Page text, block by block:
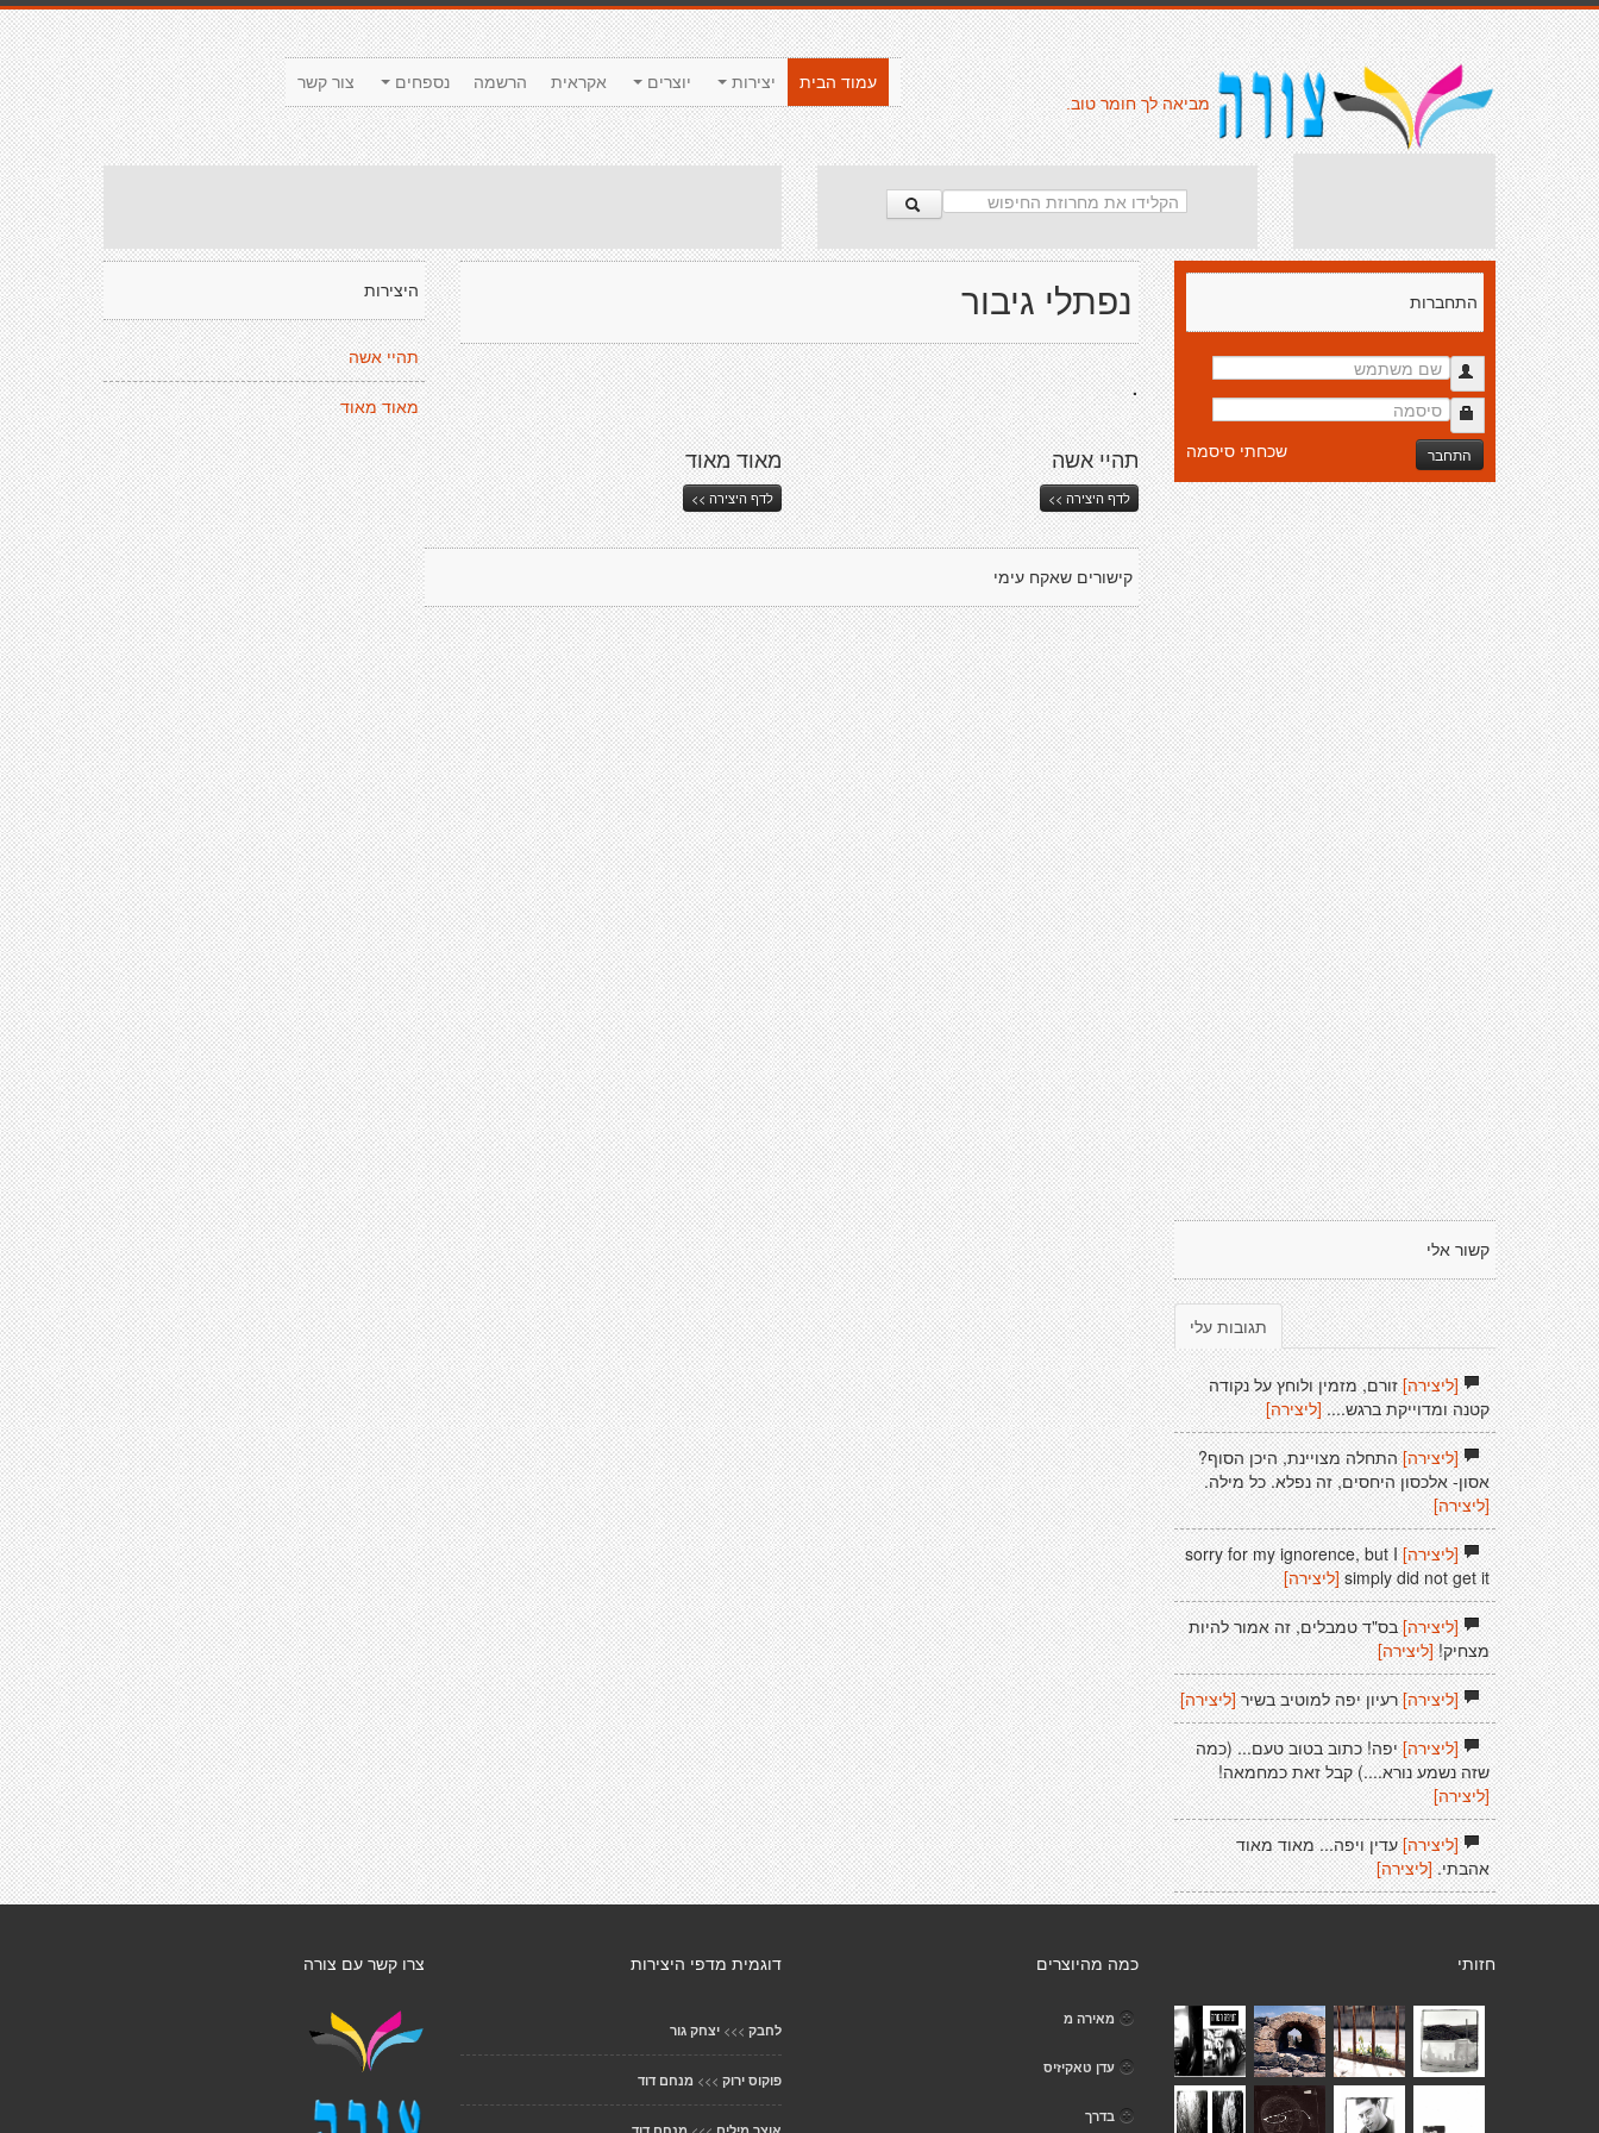
צור קשר נספחים הרשמה אקראית יוצרים יצירות
עמוד הבית
מביאה לך חומר טוב.
היצירות
תהיי אשה
מאוד מאוד
נפתלי גיבור
.
מאוד מאוד
לדף היצירה >>
תהיי אשה
לדף היצירה >>
קישורים שאקח עימי
התחברות
התחבר שכחתי סיסמה
קשור אלי
תגובות עלי
[ליצירה]זורם, מזמין ולוחץ על נקודה
קטנה ומדוייקת ברגש.... [ליצירה]
[ליצירה]התחלה מצויינת, היכן הסוף?
אסון- אלכסון היחסים, זה נפלא. כל מילה.
[ליצירה]
[ליצירה] sorry for my ignorence, but I
simply did not get it [ליצירה]
[ליצירה]בס"ד טמבלים, זה אמור להיות
מצחיק! [ליצירה]
[ליצירה]רעיון יפה למוטיב בשיר [ליצירה]
[ליצירה]יפה! כתוב בטוב טעם... (כמה
שזה נשמע נורא....) קבל זאת כמחמאה!
[ליצירה]
[ליצירה]עדין ויפה... מאוד מאוד
אהבתי. [ליצירה]
צרו קשר עם צורה דוגמית מדפי היצירות
לחבק >>> יצחק גור
פוקוס ירוק >>> מנחם דוד
כמה מהיוצרים
מאירה מ
עדן טאקיזיס
בדרך
חזותי